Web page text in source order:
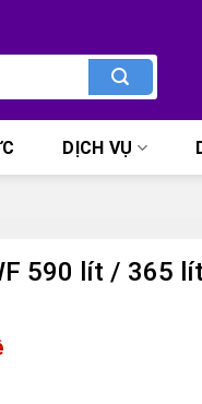
DỊCH VỤ
590 lít / 365